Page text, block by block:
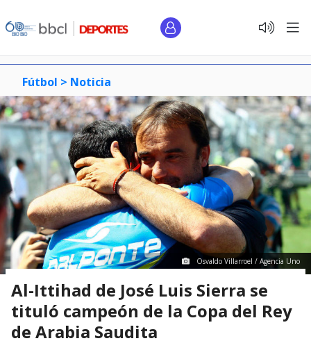
Fútbol > Noticia
Osvaldo Villarroel / Agencia Uno
Al-Ittihad de José Luis Sierra se
tituló campeón de la Copa del Rey
de Arabia Saudita